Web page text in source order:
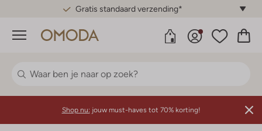
Gratis standaard verzending*
Menu
Shop nu: jouw must-haves tot 70% korting!